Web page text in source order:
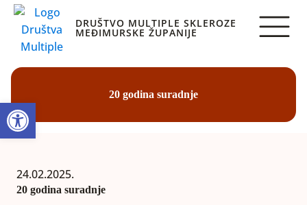
DRUŠTVO MULTIPLE SKLEROZE
MEĐIMURSKE ŽUPANIJE
20 godina suradnje
24.02.2025.
20 godina suradnje
Open toolbar